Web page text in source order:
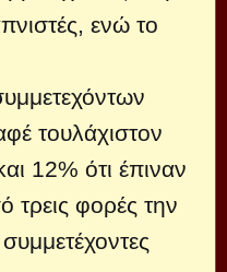
ενώ το
τουλάχιστον
12% ότι έπιναν
τρεις φορές την